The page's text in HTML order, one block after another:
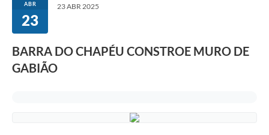
ABR
23
23 ABR 2025
BARRA DO CHAPÉU CONSTROE MURO DE
GABIÃO